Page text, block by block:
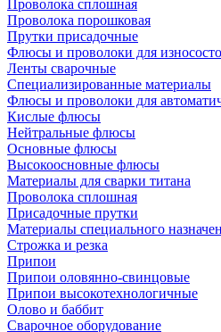
Проволока сплошная
Проволока порошковая
Прутки присадочные
Флюсы и проволоки для
Ленты сварочные
Специализированные материалы
Флюсы и проволоки для
Кислые флюсы
Нейтральные флюсы
Основные флюсы
Высокоосновные флюсы
Материалы для сварки титана
Проволока сплошная
Присадочные прутки
Материалы специального
Строжка и резка
Припои
Припои оловянно-свинцовые
Припои высокотехнологичные
Олово и баббит
Сварочное оборудование